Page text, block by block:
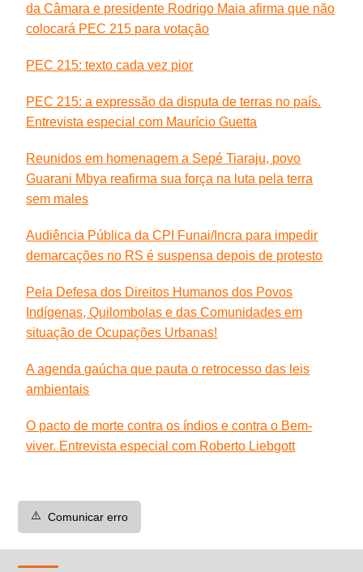
da Câmara e presidente Rodrigo Maia afirma que não
colocará PEC 215 para votação
PEC 215: texto cada vez pior
PEC 215: a expressão da disputa de terras no país.
Entrevista especial com Maurício Guetta
Reunidos em homenagem a Sepé Tiaraju, povo
Guarani Mbya reafirma sua força na luta pela terra
sem males
Audiência Pública da CPI Funai/Incra para impedir
demarcações no RS é suspensa depois de protesto
Pela Defesa dos Direitos Humanos dos Povos
Indígenas, Quilombolas e das Comunidades em
situação de Ocupações Urbanas!
A agenda gaúcha que pauta o retrocesso das leis
ambientais
O pacto de morte contra os índios e contra o Bem-
viver. Entrevista especial com Roberto Liebgott
⚠️ Comunicar erro